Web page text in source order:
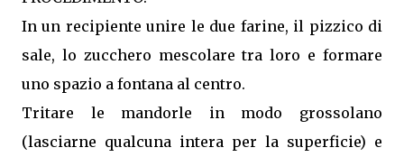
In un recipiente unire le due farine, il pizzico di
sale, lo zucchero mescolare tra loro e formare
uno spazio a fontana al centro.
Tritare le mandorle in modo grossolano
(lasciarne qualcuna intera per la superficie) e